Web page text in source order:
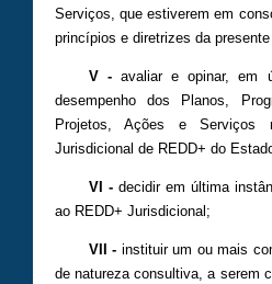
Serviços, que estiverem em
princípios e diretrizes da presente
V -avaliar e opinar, em
desempenho dos Planos,
Projetos, Ações e Serviços
Jurisdicional de REDD+ do
VI -decidir em última
ao REDD+ Jurisdicional;
VII - instituir um ou mais
de natureza consultiva, a serem